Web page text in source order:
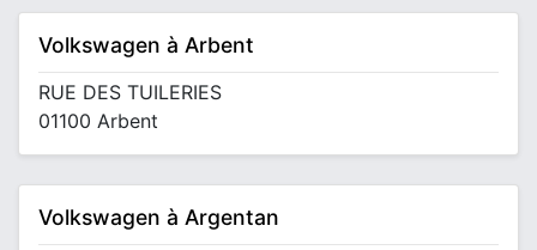
Volkswagen à Arbent
RUE DES TUILERIES
01100 Arbent
Volkswagen à Argentan